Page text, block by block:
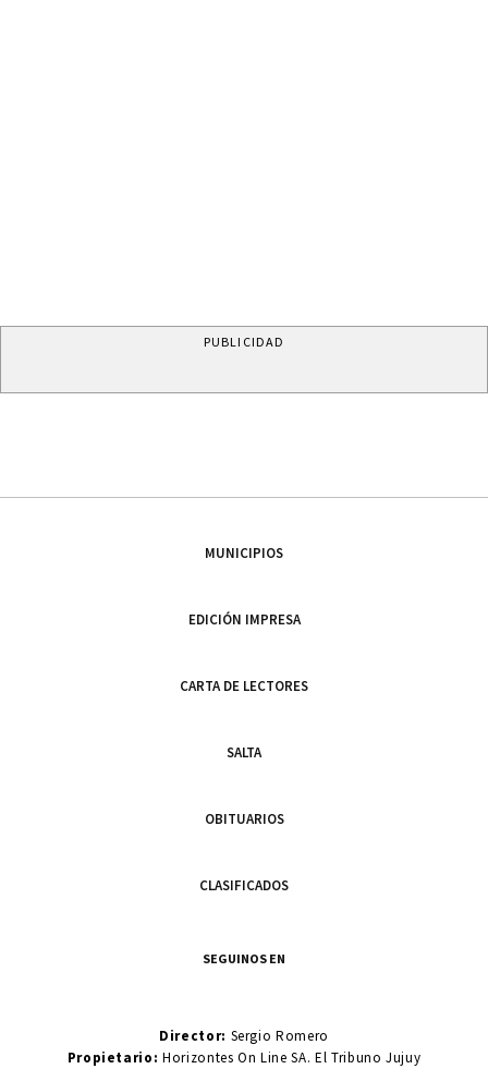
PUBLICIDAD
MUNICIPIOS
EDICIÓN IMPRESA
CARTA DE LECTORES
SALTA
OBITUARIOS
CLASIFICADOS
SEGUINOS EN
Director: Sergio Romero
Propietario:Horizontes On Line SA. El Tribuno Jujuy